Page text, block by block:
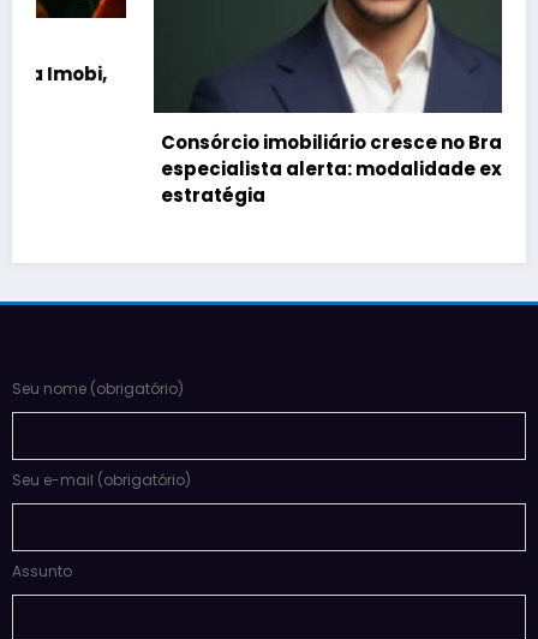
Consórcio imobiliário cresce no Brasil, mas
especialista alerta: modalidade exige
Seu nome (obrigatório)
Seu e-mail (obrigatório)
Assunto